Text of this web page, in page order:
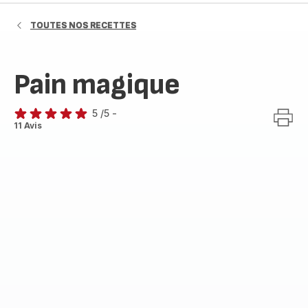
TOUTES NOS RECETTES
Pain magique
Avis
5 /5 -
11 Avis